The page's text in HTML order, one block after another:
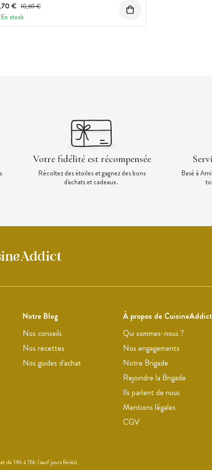
€ Prix avant réduction :
10,69 €
En stock
Votre fidélité est récompensée
Récoltez des étoiles et gagnez des bons
d'achats et cadeaux.
Basé à
Notre Blog
Nos conseils
Nos recettes
Nos guides d'achat
À propos de CuisineAddict
Qui sommes-nous ?
Nos engagements
Notre Brigade
Rejoindre la Brigade
Ils parlent de nous
Mentions légales
CGV
de 14h à 16h (sauf jours fériés).